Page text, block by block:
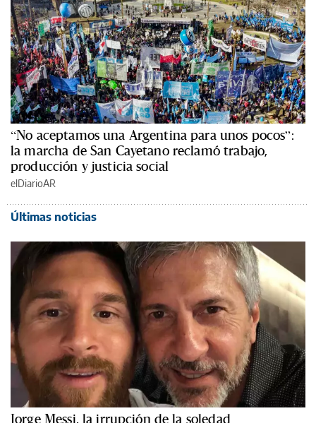
“No aceptamos una Argentina para unos pocos”:
la marcha de San Cayetano reclamó trabajo,
producción y justicia social
elDiarioAR
Últimas noticias
Jorge Messi, la irrupción de la soledad